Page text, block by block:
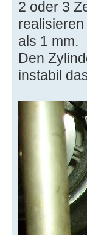
2 oder 3
als 1 mm.
Den
instabil